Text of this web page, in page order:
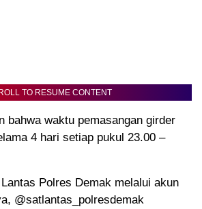
TO RESUME CONTENT
bahwa waktu pemasangan girder
4 hari setiap pukul 23.00 –
Polres Demak melalui akun
@satlantas_polresdemak